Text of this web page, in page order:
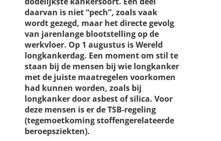
daarvan is niet “pech”, zoals vaak
wordt gezegd, maar het directe gevolg
van jarenlange blootstelling op de
werkvloer. Op 1 augustus is Wereld
longkankerdag. Een moment om stil te
staan bij de mensen bij wie longkanker
met de juiste maatregelen voorkomen
had kunnen worden, zoals bij
longkanker door asbest of silica. Voor
deze mensen is er de TSB-regeling
(tegemoetkoming stoffengerelateerde
beroepsziekten).